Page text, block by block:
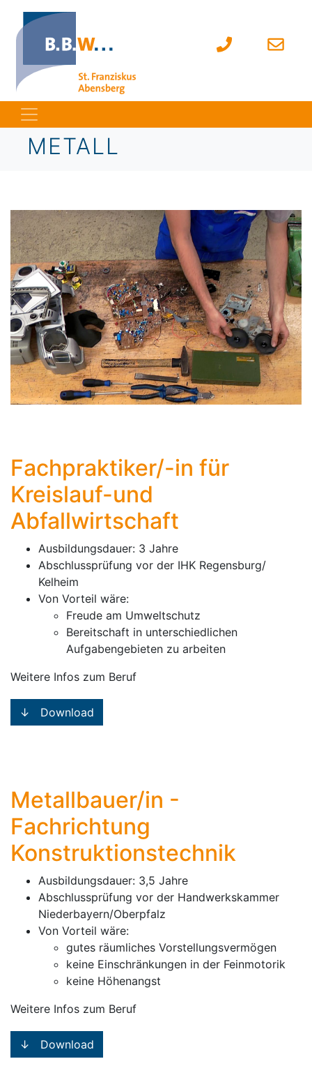
METALL
Fachpraktiker/-in für
Kreislauf-und
Abfallwirtschaft
Ausbildungsdauer: 3 Jahre
Abschlussprüfung vor der IHK Regensburg/
Kelheim
Von Vorteil wäre:
Freude am Umweltschutz
Bereitschaft in unterschiedlichen
Aufgabengebieten zu arbeiten
Weitere Infos zum Beruf
↓ Download
Metallbauer/in -
Fachrichtung
Konstruktionstechnik
Ausbildungsdauer: 3,5 Jahre
Abschlussprüfung vor der Handwerkskammer
Niederbayern/Oberpfalz
Von Vorteil wäre:
gutes räumliches Vorstellungsvermögen
keine Einschränkungen in der Feinmotorik
keine Höhenangst
Weitere Infos zum Beruf
↓ Download